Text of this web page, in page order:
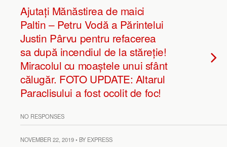
Ajutați Mănăstirea de maici
Paltin – Petru Vodă a Părintelui
Justin Pârvu pentru refacerea
sa după incendiul de la stăreție!
Miracolul cu moaștele unui sfânt
călugăr. FOTO UPDATE: Altarul
Paraclisului a fost ocolit de foc!
NO RESPONSES
NOVEMBER 22, 2019 • BY EXPRESS